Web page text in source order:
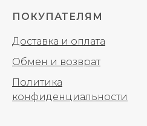
ПОКУПАТЕЛЯМ
Доставка и оплата
Обмен и возврат
Политика
конфиденциальности